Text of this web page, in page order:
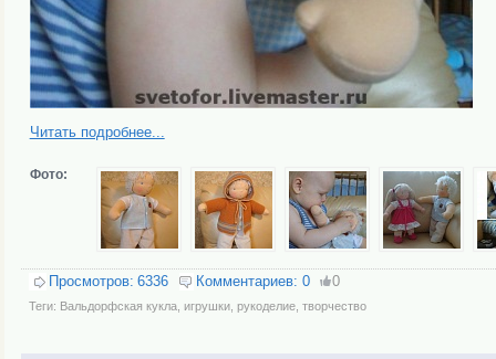
Читать подробнее...
Фото:
Просмотров: 6336 Комментариев: 0 0
Теги: Вальдорфская кукла, игрушки, рукоделие, творчество